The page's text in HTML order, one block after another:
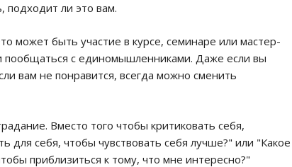
подходит ли это вам.
может быть участие в курсе, семинаре или мастер-
пообщаться с единомышленниками. Даже если вы
вам не понравится, всегда можно сменить
Вместо того чтобы критиковать себя,
для себя, чтобы чувствовать себя лучше?" или "Какое
приблизиться к тому, что мне интересно?"